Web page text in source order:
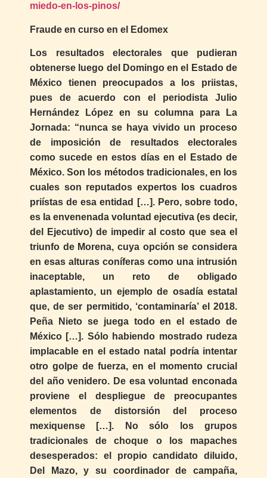
miedo-en-los-pinos/
Fraude en curso en el Edomex
Los resultados electorales que pudieran
obtenerse luego del Domingo en el Estado de
México tienen preocupados a los priistas,
pues de acuerdo con el periodista Julio
Hernández López en su columna para La
Jornada: “nunca se haya vivido un proceso
de imposición de resultados electorales
como sucede en estos días en el Estado de
México. Son los métodos tradicionales, en los
cuales son reputados expertos los cuadros
priístas de esa entidad […]. Pero, sobre todo,
es la envenenada voluntad ejecutiva (es decir,
del Ejecutivo) de impedir al costo que sea el
triunfo de Morena, cuya opción se considera
en esas alturas coníferas como una intrusión
inaceptable, un reto de obligado
aplastamiento, un ejemplo de osadía estatal
que, de ser permitido, ‘contaminaría’ el 2018.
Peña Nieto se juega todo en el estado de
México […]. Sólo habiendo mostrado rudeza
implacable en el estado natal podría intentar
otro golpe de fuerza, en el momento crucial
del año venidero. De esa voluntad enconada
proviene el despliegue de preocupantes
elementos de distorsión del proceso
mexiquense […]. No sólo los grupos
tradicionales de choque o los mapaches
desesperados: el propio candidato diluido,
Del Mazo, y su coordinador de campaña,